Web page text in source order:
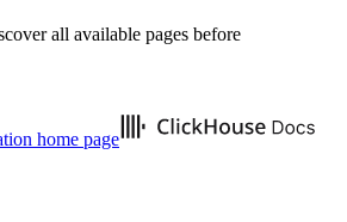
all available pages before
home page